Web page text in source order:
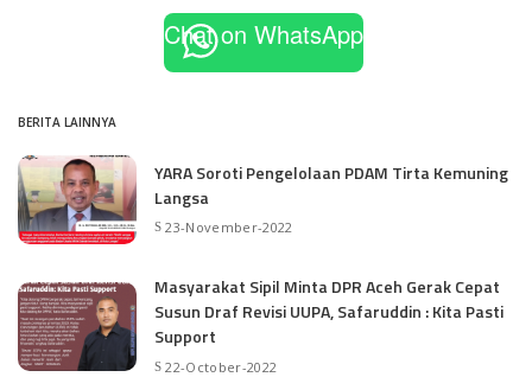
Chat on WhatsApp
BERITA LAINNYA
YARA Soroti Pengelolaan PDAM Tirta Kemuning
Langsa
23-November-2022
Masyarakat Sipil Minta DPR Aceh Gerak Cepat
Susun Draf Revisi UUPA, Safaruddin : Kita Pasti
Support
22-October-2022